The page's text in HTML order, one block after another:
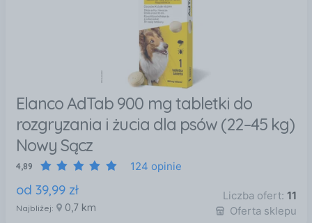
Elanco AdTab 900 mg tabletki do
rozgryzania i żucia dla psów (22–45 kg)
Nowy Sącz
4,89 124 opinie
od 39,99 zł
Najbliżej: 0,7 km
Liczba ofert: 11
Oferta sklepu